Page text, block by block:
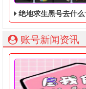
绝地求生黑号去什
账号新闻资讯